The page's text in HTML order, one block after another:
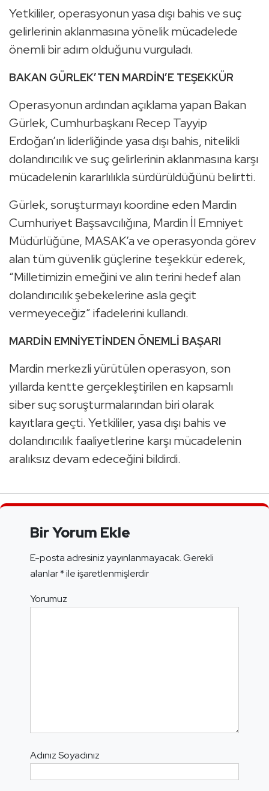
Yetkililer, operasyonun yasa dışı bahis ve suç
gelirlerinin aklanmasına yönelik mücadelede
önemli bir adım olduğunu vurguladı.
BAKAN GÜRLEK’TEN MARDİN’E TEŞEKKÜR
Operasyonun ardından açıklama yapan Bakan
Gürlek, Cumhurbaşkanı Recep Tayyip
Erdoğan’ın liderliğinde yasa dışı bahis, nitelikli
dolandırıcılık ve suç gelirlerinin aklanmasına karşı
mücadelenin kararlılıkla sürdürüldüğünü belirtti.
Gürlek, soruşturmayı koordine eden Mardin
Cumhuriyet Başsavcılığına, Mardin İl Emniyet
Müdürlüğüne, MASAK’a ve operasyonda görev
alan tüm güvenlik güçlerine teşekkür ederek,
“Milletimizin emeğini ve alın terini hedef alan
dolandırıcılık şebekelerine asla geçit
vermeyeceğiz” ifadelerini kullandı.
MARDİN EMNİYETİNDEN ÖNEMLİ BAŞARI
Mardin merkezli yürütülen operasyon, son
yıllarda kentte gerçekleştirilen en kapsamlı
siber suç soruşturmalarından biri olarak
kayıtlara geçti. Yetkililer, yasa dışı bahis ve
dolandırıcılık faaliyetlerine karşı mücadelenin
aralıksız devam edeceğini bildirdi.
Bir Yorum Ekle
E-posta adresiniz yayınlanmayacak.Gerekli
alanlar*ile işaretlenmişlerdir
Yorumuz
Adınız Soyadınız